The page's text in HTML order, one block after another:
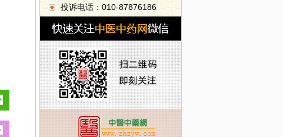
投诉电话：010-87876186